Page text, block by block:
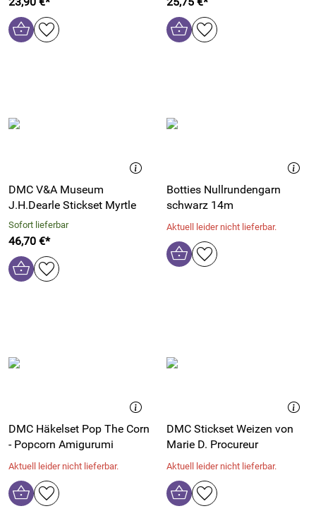
DMC V&A Museum
J.H.Dearle Stickset Myrtle
Sofort lieferbar
46,70 €*
Botties Nullrundengarn
schwarz 14m
Aktuell leider nicht lieferbar.
DMC Häkelset Pop The Corn
- Popcorn Amigurumi
Aktuell leider nicht lieferbar.
DMC Stickset Weizen von
Marie D. Procureur
Aktuell leider nicht lieferbar.